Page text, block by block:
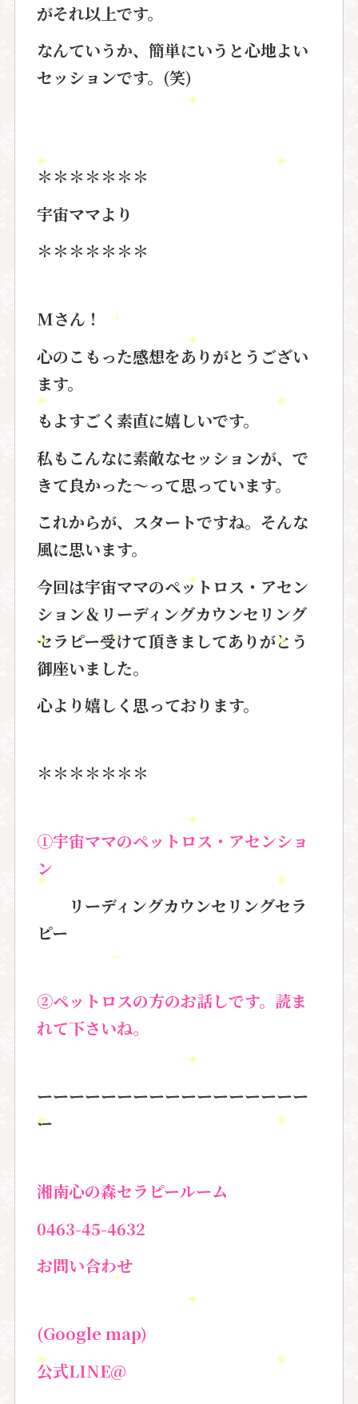
がそれ以上です。
なんていうか、簡単にいうと心地よい
セッションです。(笑)
＊＊＊＊＊＊＊
宇宙ママより
＊＊＊＊＊＊＊
Mさん！
心のこもった感想をありがとうござい
ます。
もよすごく素直に嬉しいです。
私もこんなに素敵なセッションが、で
きて良かった〜って思っています。
これからが、スタートですね。そんな
風に思います。
今回は宇宙ママのペットロス・アセン
ション＆ リーディングカウンセリング
セラピー受けて頂きましてありがとう
御座いました。
心より嬉しく思っております。
＊＊＊＊＊＊＊
①宇宙ママのペットロス・アセンショ
ン
リーディングカウンセリングセラ
ピー
②ペットロスの方のお話しです。読ま
れて下さいね。
ーーーーーーーーーーーーーーーーー
ー
湘南心の森セラピールーム
0463-45-4632
お問い合わせ
(Google map)
公式LINE@